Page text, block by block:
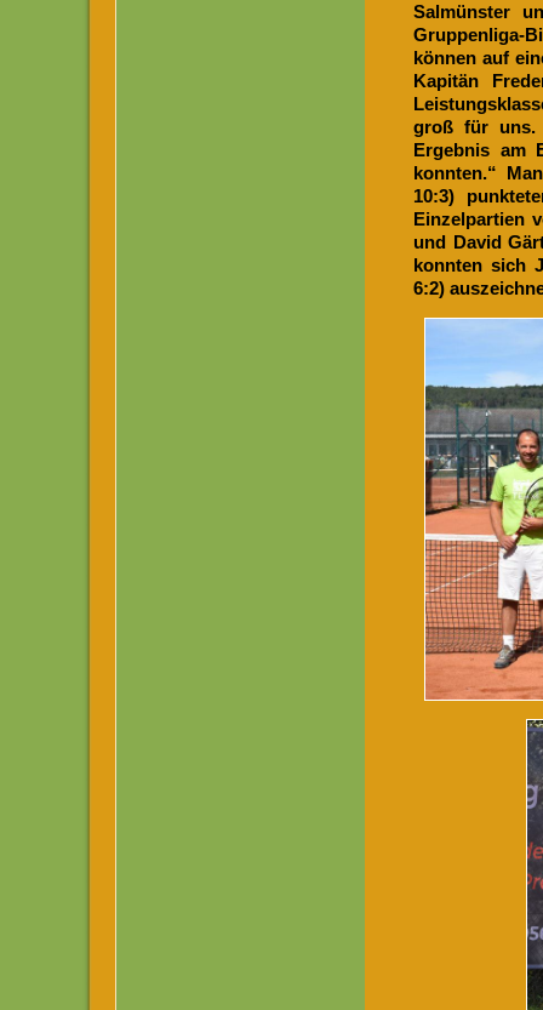
Salmünster
Gruppenliga-
können auf
Kapitän
groß für uns.
Ergebnis am
konnten.“
10:3)
Einzelpartien
und David
konnten sich
6:2)